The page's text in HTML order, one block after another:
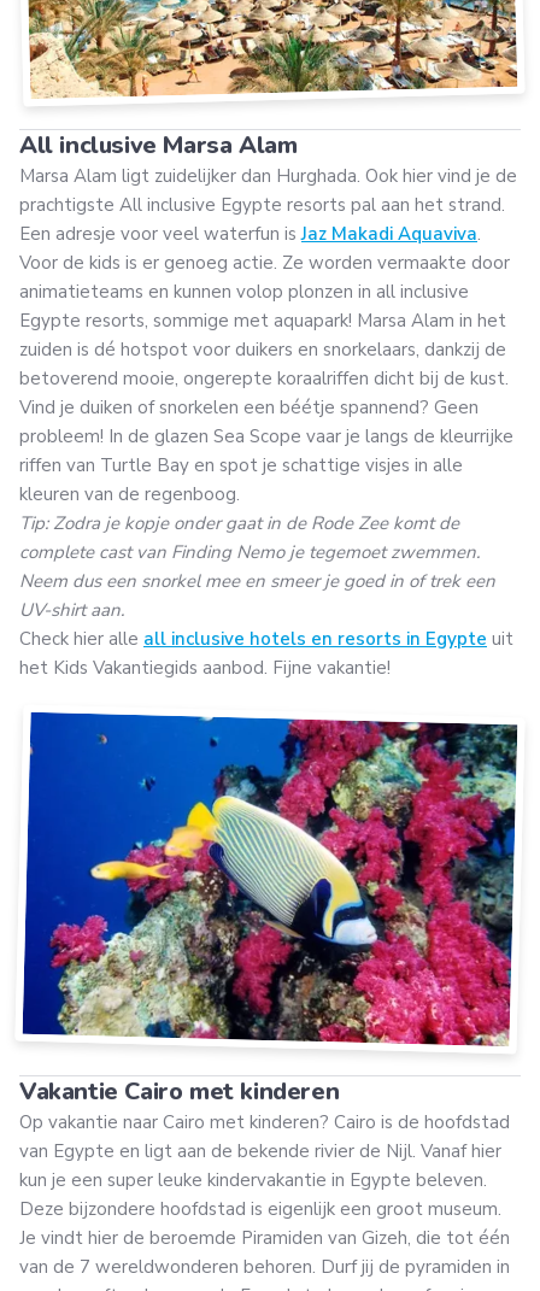
All inclusive Marsa Alam
Marsa Alam ligt zuidelijker dan Hurghada. Ook hier vind je de
prachtigste All inclusive Egypte resorts pal aan het strand.
Een adresje voor veel waterfun isJaz Makadi Aquaviva.
Voor de kids is er genoeg actie. Ze worden vermaakte door
animatieteams en kunnen volop plonzen in all inclusive
Egypte resorts, sommige met aquapark! Marsa Alam in het
zuiden is dé hotspot voor duikers en snorkelaars, dankzij de
betoverend mooie, ongerepte koraalriffen dicht bij de kust.
Vind je duiken of snorkelen een béétje spannend? Geen
probleem! In de glazen Sea Scope vaar je langs de kleurrijke
riffen van Turtle Bay en spot je schattige visjes in alle
kleuren van de regenboog.
Tip: Zodra je kopje onder gaat in de Rode Zee komt de
complete cast van Finding Nemo je tegemoet zwemmen.
Neem dus een snorkel mee en smeer je goed in of trek een
UV-shirt aan.
Check hier alle all inclusive hotels en resorts in Egypte uit
het Kids Vakantiegids aanbod. Fijne vakantie!
Vakantie Cairo met kinderen
Op vakantie naar Cairo met kinderen? Cairo is de hoofdstad
van Egypte en ligt aan de bekende rivier de Nijl. Vanaf hier
kun je een super leuke kindervakantie in Egypte beleven.
Deze bijzondere hoofdstad is eigenlijk een groot museum.
Je vindt hier de beroemde Piramiden van Gizeh, die tot één
van de 7 wereldwonderen behoren. Durf jij de pyramiden in